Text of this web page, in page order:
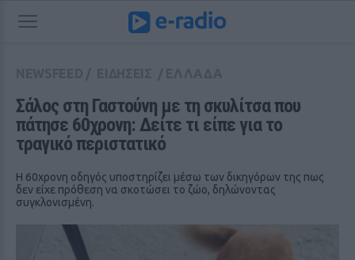
Σάλος στη Γαστούνη με τη σκυλίτσα που
πάτησε 60χρονη: Δείτε τι είπε για το
τραγικό περιστατικό
Η 60χρονη οδηγός υποστηρίζει μέσω των δικηγόρων της πως
δεν είχε πρόθεση να σκοτώσει το ζώο, δηλώνοντας
συγκλονισμένη.